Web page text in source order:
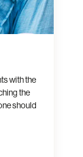
with the
the
should